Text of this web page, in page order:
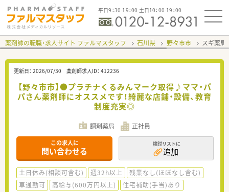
平日9：30-19：00 土日10：00-19：00
薬剤師の転職・求人サイト ファルマスタッフ 石川県 野々市市 スギ薬
更新日： 2026/07/30 薬剤師求人ID： 412236
【野々市市】●プラチナくるみんマーク取得♪ママ・パ
パさん薬剤師にオススメです！綺麗な店舗・設備、教育
制度充実◎
調剤薬局 正社員
この求人に
問い合わせる
検討リストに
追加
土日休み(相談可含む) 週32h以上
残業なし(ほぼなし含む)
車通勤可
高給与(600万円以上)
住宅補助(手当)あり